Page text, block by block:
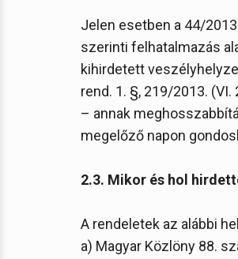
Jelen esetben a 44/
szerinti felhatalmazás
kihirdetett
rend. 1. §, 219/2013.
– annak
megelőző napon
2.3. Mikor és hol
A rendeletek az alábbi
a) Magyar Közlöny 88.